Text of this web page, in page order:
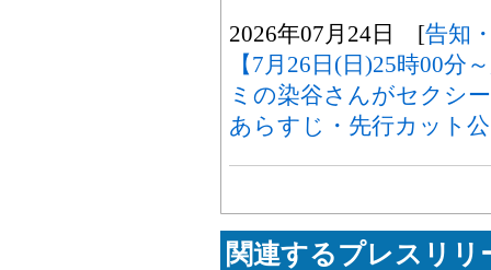
2026年07月24日 [告知
【7月26日(日)25時00分
ミの染谷さんがセクシ
あらすじ・先行カット
関連するプレスリリ